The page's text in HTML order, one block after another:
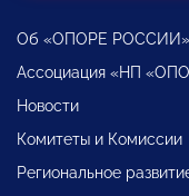
Об «ОПОРЕ РОССИИ»
Ассоциация «НП
Новости
Комитеты и Комиссии
Региональное